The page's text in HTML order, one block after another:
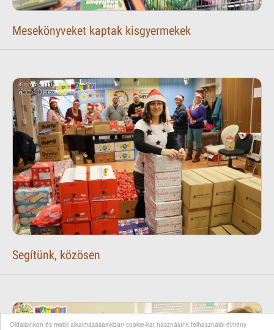
Oldalainkon és mobil alkalmazásainkban cookie-kat használunk felhasználói élmény
Mesekönyveket kaptak kisgyermekek
Segítünk, közösen